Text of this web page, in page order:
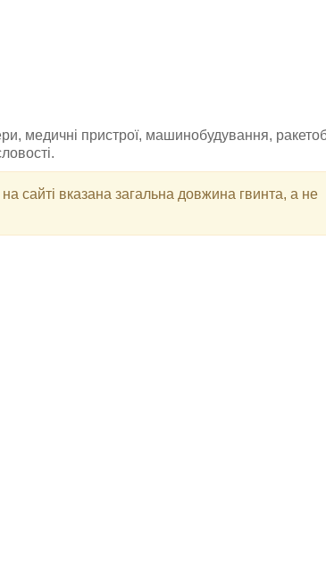
медичні пристрої, машинобудування,
сайті вказана загальна довжина гвинта, а не